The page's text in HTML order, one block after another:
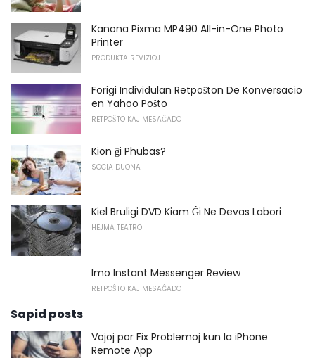
Kanona Pixma MP490 All-in-One Photo
Printer
PRODUKTA REVIZIOJ
Forigi Individulan Retpoŝton De Konversacio
en Yahoo Poŝto
RETPOŜTO KAJ MESAĜADO
Kion ĝi Phubas?
SOCIA DUONA
Kiel Bruligi DVD Kiam Ĝi Ne Devas Labori
HEJMA TEATRO
Imo Instant Messenger Review
RETPOŜTO KAJ MESAĜADO
Sapid posts
Vojoj por Fix Problemoj kun la iPhone
Remote App